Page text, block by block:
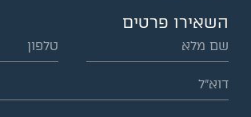
השאירו פרטים